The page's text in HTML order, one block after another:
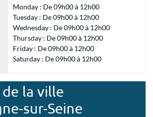
Monday : De 09h00 à 12h00
Tuesday : De 09h00 à 12h00
Wednesday : De 09h00 à 12h00
Thursday : De 09h00 à 12h00
Friday : De 09h00 à 12h00
Saturday : De 09h00 à 12h00
la ville
sur-Seine